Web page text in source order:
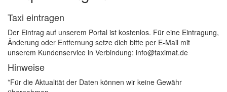
Taxi eintragen
Der Eintrag auf unserem Portal ist kostenlos. Für eine Eintragung,
Änderung oder Entfernung setze dich bitte per E-Mail mit
unserem Kundenservice in Verbindung: info@taximat.de
Hinweise
*Für die Aktualität der Daten können wir keine Gewähr